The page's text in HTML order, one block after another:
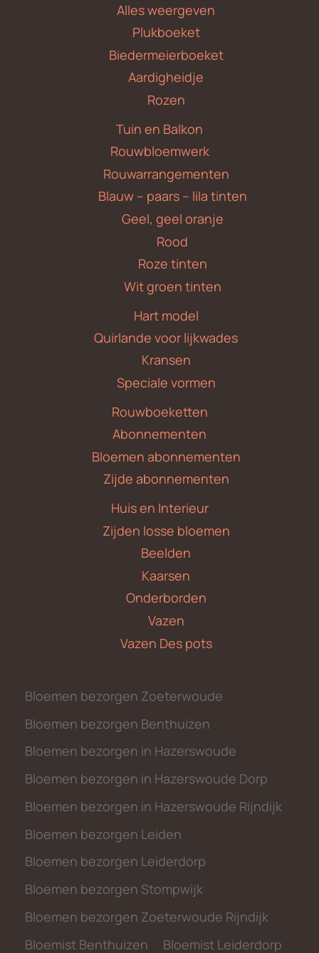
Alles weergeven
Plukboeket
Biedermeierboeket
Aardigheidje
Rozen
Tuin en Balkon
Rouwbloemwerk
Rouwarrangementen
Blauw – paars – lila tinten
Geel, geel oranje
Rood
Roze tinten
Wit groen tinten
Hart model
Quirlande voor lijkwades
Kransen
Speciale vormen
Rouwboeketten
Abonnementen
Bloemen abonnementen
Zijde abonnementen
Huis en Interieur
Zijden losse bloemen
Beelden
Kaarsen
Onderborden
Vazen
Vazen Des pots
Bloemen bezorgen Zoeterwoude
Bloemen bezorgen Benthuizen
Bloemen bezorgen in Hazerswoude
Bloemen bezorgen in Hazerswoude Dorp
Bloemen bezorgen in Hazerswoude Rijndijk
Bloemen bezorgen Leiden
Bloemen bezorgen Leiderdorp
Bloemen bezorgen Stompwijk
Bloemen bezorgen Zoeterwoude Rijndijk
Bloemist Benthuizen
Bloemist Leiderdorp